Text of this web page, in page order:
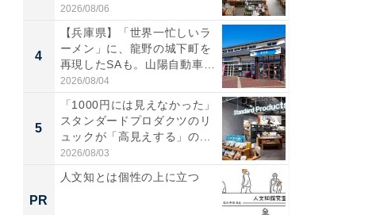
ー...
2026/08/06
4
【兵庫県】「世界一忙しいラ
ーメン」に、龍野の城下町を
再現したSAも。山陽自動車
道...
2026/08/04
5
「1000円には見えなかった」
スタンダードプロダクツのリ
ュックが「高見えする」の...
2026/08/03
PR
人文知とは個性の上に立つ